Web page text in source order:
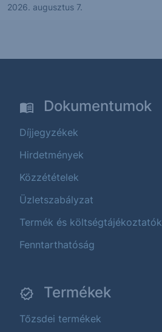
2026. augusztus 7.
Dokumentumok
Díjjegyzékek
Hirdetmények
Közzétételek
Üzletszabályzat
Termék és költségtájékoztatók
Fenntarthatóság
Termékek
Tőzsdei termékek